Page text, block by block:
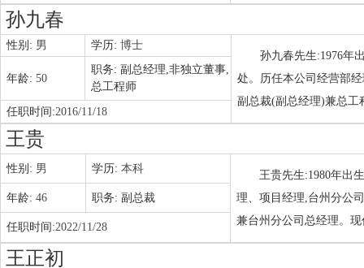
孙九春
性别: 男 学历: 博士
孙九春先生:1976年
处。历任本公司经营部
副总裁(副总经理)兼总工
年龄: 50
职务: 副总经理,非独立董事,
总工程师
任职时间:2016/11/18
王贵
性别: 男 学历: 本科
王贵先生:1980年出
理、项目经理,台州分公
兼台州分公司总经理。
年龄: 46 职务: 副总裁
任职时间:2022/11/28
王正初